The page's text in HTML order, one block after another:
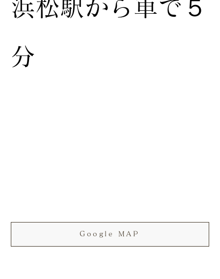
浜松駅から車で５
分
Google MAP